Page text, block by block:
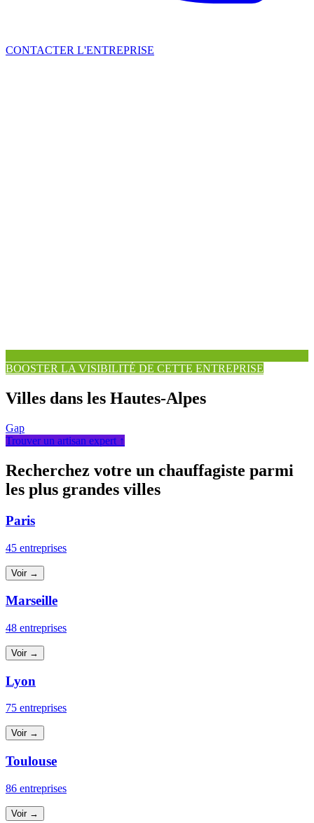
CONTACTER L'ENTREPRISE
BOOSTER LA VISIBILITÉ DE CETTE ENTREPRISE
Villes dans les Hautes-Alpes
Gap
Trouver un artisan expert ↑
Recherchez votre un chauffagiste parmi
les plus grandes villes
Paris
45 entreprises
Voir →
Marseille
48 entreprises
Voir →
Lyon
75 entreprises
Voir →
Toulouse
86 entreprises
Voir →